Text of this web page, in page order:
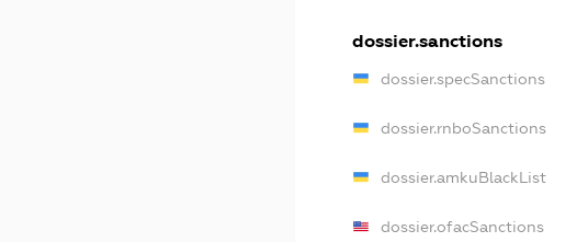
dossier.sanctions
dossier.specSanctions
dossier.rnboSanctions
dossier.amkuBlackList
dossier.ofacSanctions